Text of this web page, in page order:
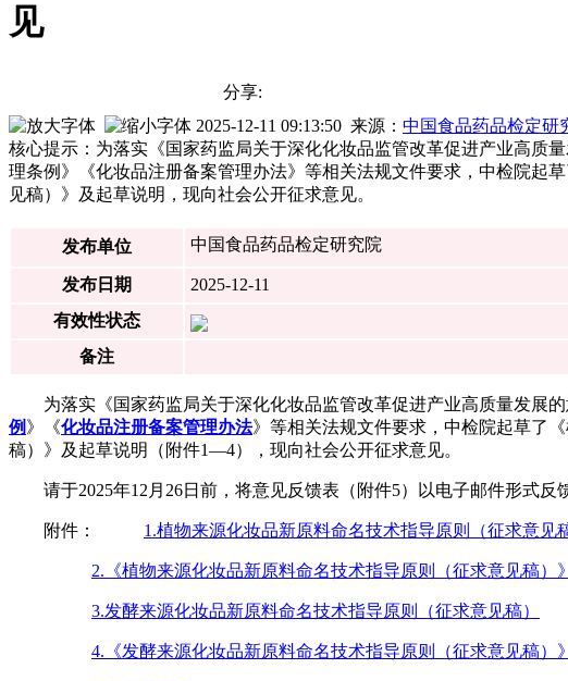
见
分享:
2025-12-11 09:13:50 来源： 中国食品药品检定研
核心提示：为落实《国家药监局关于深化化妆品监管改革促进产业高质
理条例》《化妆品注册备案管理办法》等相关法规文件要求，中检院起
见稿）》及起草说明，现向社会公开征求意见。
发布单位 中国食品药品检定研究院
发布日期 2025-12-11
有效性状态
备注
为落实《国家药监局关于深化化妆品监管改革促进产业高质量发展
例 》《化妆品注册备案管理办法》等相关法规文件要求，中检院起草了
稿）》及起草说明（附件1—4），现向社会公开征求意见。
请于2025年12月26日前，将意见反馈表（附件5）以电子邮件形式反
附件： 1.植物来源化妆品新原料命名技术指导原则（征求意见
2.《植物来源化妆品新原料命名技术指导原则（征求意见稿）
3.发酵来源化妆品新原料命名技术指导原则（征求意见稿）
4.《发酵来源化妆品新原料命名技术指导原则（征求意见稿）